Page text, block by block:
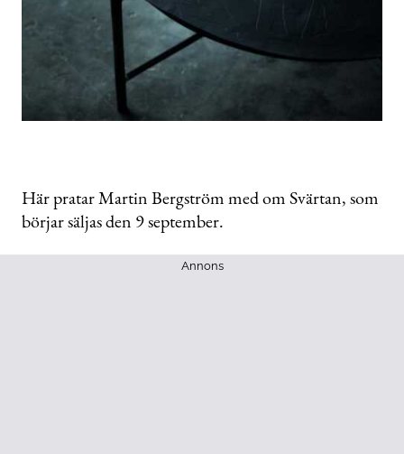
Här pratar Martin Bergström med om Svärtan, som
börjar säljas den 9 september.
Annons